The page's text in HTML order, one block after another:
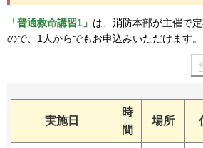
「普通救命講習1」 は、消防本部が主催で
ので、1人からでもお申込みいただけます。
実施日
時
間
場所